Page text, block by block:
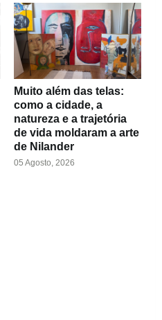
Muito além das telas:
como a cidade, a
natureza e a trajetória
de vida moldaram a arte
de Nilander
05 Agosto, 2026